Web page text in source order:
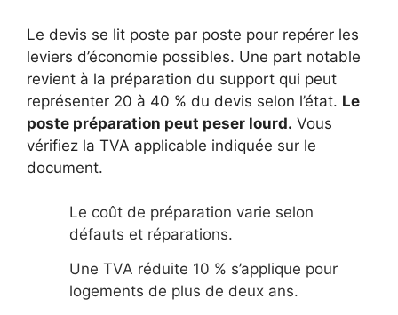
Le devis se lit poste par poste pour repérer les
leviers d’économie possibles. Une part notable
revient à la préparation du support qui peut
représenter 20 à 40 % du devis selon l’état. Le
poste préparation peut peser lourd. Vous
vérifiez la TVA applicable indiquée sur le
document.
Le coût de préparation varie selon
défauts et réparations.
Une TVA réduite 10 % s’applique pour
logements de plus de deux ans.